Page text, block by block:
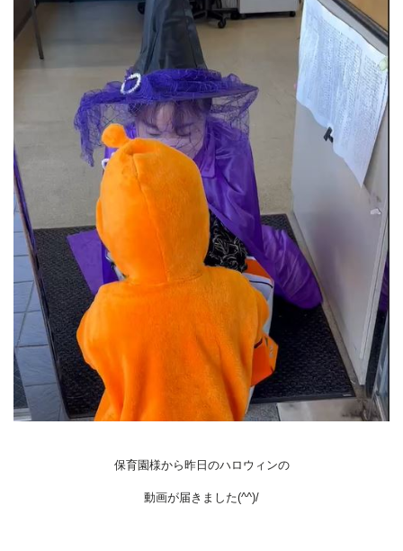
保育園様から昨日のハロウィンの
動画が届きました(^^)/